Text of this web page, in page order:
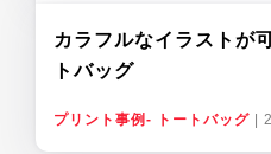
カラフルなイラストが
トバッグ
プリント事例- トートバッグ